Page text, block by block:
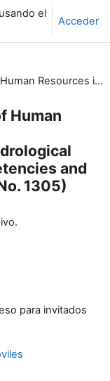
el
Acceder
Survey on the Status of Human Resources in National Meteorological and Hydrological Services: Staff, Competencies and Qualifications (WMO-No. 1305)
Human
and
1305)
para invitados